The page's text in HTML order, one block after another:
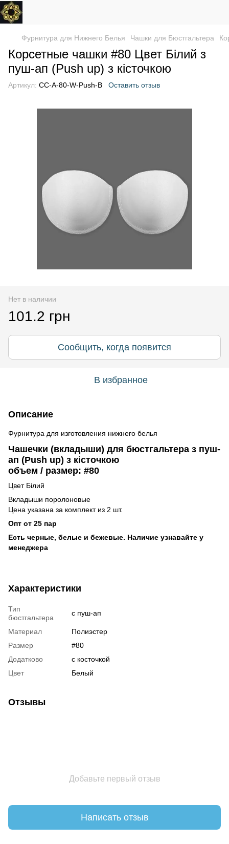
Фурнитура для Нижнего Белья Чашки для Бюстгальтера
Корсетные чашки #80 Цвет Білий з
пуш-ап (Push up) з кісточкою
Артикул: CC-A-80-W-Push-B Оставить отзыв
Нет в наличии
101.2 грн
Сообщить, когда появится
В избранное
Описание
Фурнитура для изготовления нижнего белья
Чашечки (вкладыши) для бюстгальтера з пуш-
ап (Push up) з кісточкою
объем / размер: #80
Цвет Білий
Вкладыши поролоновые
Цена указана за комплект из 2 шт.
Опт от 25 пар
Есть черные, белые и бежевые. Наличие узнавайте у
менеджера
Характеристики
Тип
бюстгальтера
с пуш-ап
Материал
Полиэстер
Размер
#80
Додатково
с косточкой
Цвет
Белый
Отзывы
Добавьте первый отзыв
Написать отзыв